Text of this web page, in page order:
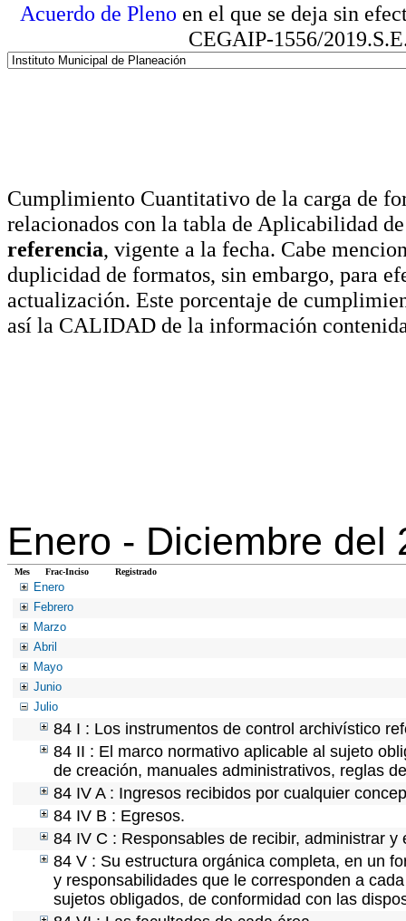
Acuerdo de Pleno en el que se deja sin
CEGAIP-1556/
Cumplimiento Cuantitativo de la carga de
relacionados con la tabla de Aplicabilidad
referencia, vigente a la fecha. Cabe
duplicidad de formatos, sin embargo, para
actualización. Este porcentaje de
así la CALIDAD de la información
Enero - Diciembre del
Mes Frac-Inciso Registrado
Enero
Febrero
Marzo
Abril
Mayo
Junio
Julio
84 I : Los instrumentos de control archivístico
84 II : El marco normativo aplicable al sujeto
de creación, manuales administrativos, reglas
84 IV A : Ingresos recibidos por cualquier
84 IV B : Egresos.
84 IV C : Responsables de recibir, administrar y
84 V : Su estructura orgánica completa, en un
y responsabilidades que le corresponden a
sujetos obligados, de conformidad con las